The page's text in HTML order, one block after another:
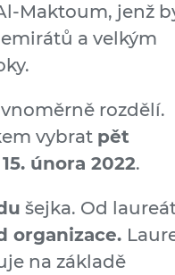
Maktoum, jenž
a velkým
rozdělí.
vybrat pět
února 2022.
šejka. Od
organizace.
na základě